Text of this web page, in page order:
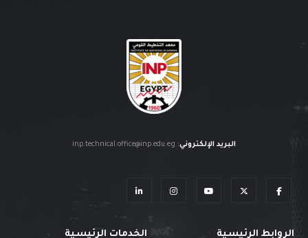
البريد الإلكتروني:
inp.technical.office@inp.edu.eg
الروابط الرئيسية الخدمات الرئيسية